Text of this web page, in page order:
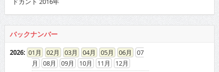
バックナンバー
2026: 01 02 03 04 05 06
07
08
09 10 11
12